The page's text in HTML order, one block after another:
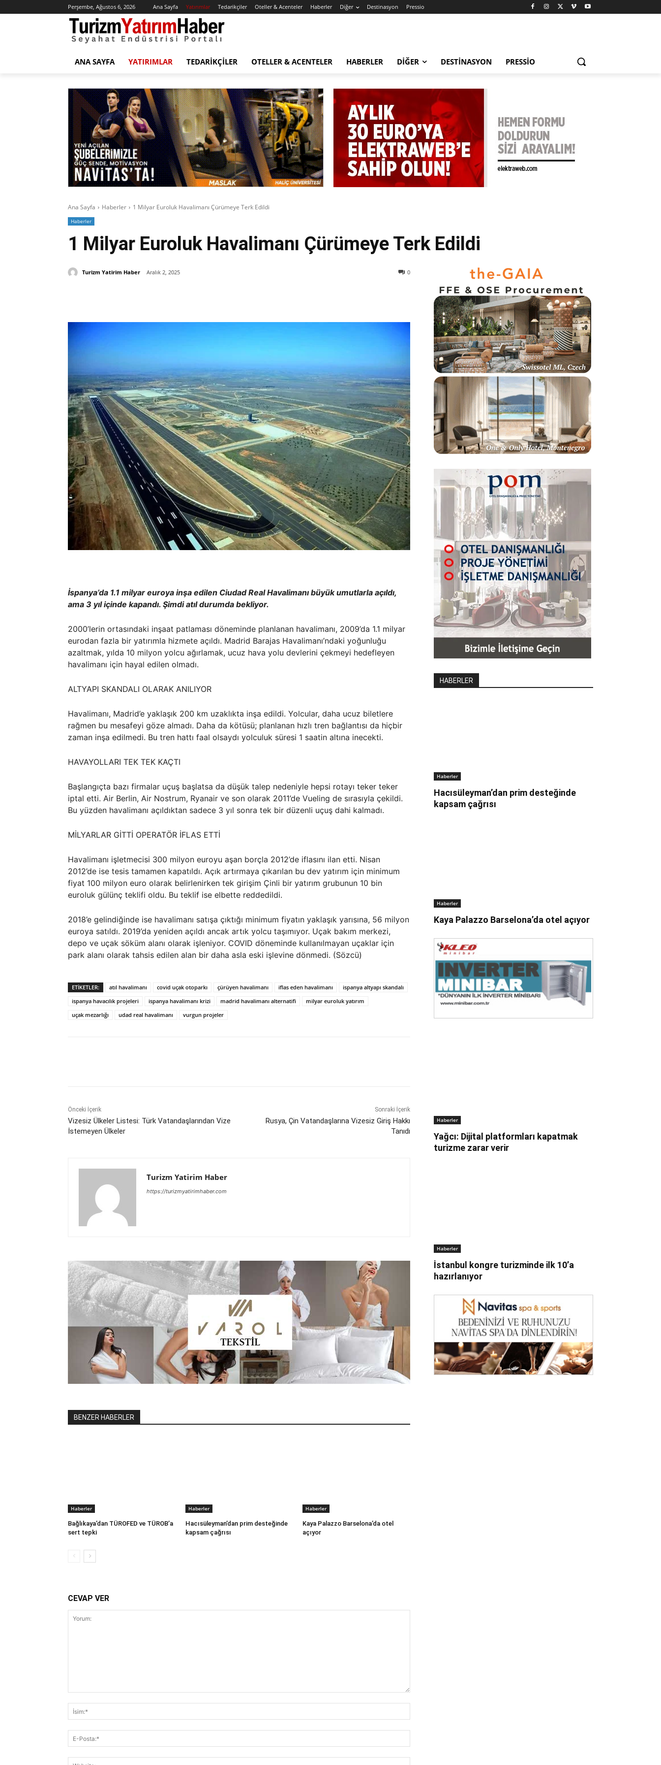
Perşembe, Ağustos 6, 2026 Ana Sayfa Yatırımlar Tedarikçiler Oteller & Acenteler Haberler Diğer Destinasyon Pressio
ANA SAYFA YATIRIMLAR TEDARIKÇILER OTELLER & ACENTELER HABERLER DIĞER DESTINASYON PRESSIO
Ana Sayfa Haberler 1 Milyar Euroluk Havalimanı Çürümeye Terk Edildi
Haberler
1 Milyar Euroluk Havalimanı Çürümeye Terk Edildi
0
Turizm Yatirim Haber Aralık 2, 2025
İspanya’da 1.1 milyar euroya inşa edilen Ciudad Real Havalimanı büyük umutlarla açıldı,
ama 3 yıl içinde kapandı. Şimdi atıl durumda bekliyor.
2000’lerin ortasındaki inşaat patlaması döneminde planlanan havalimanı, 2009’da 1.1 milyar
eurodan fazla bir yatırımla hizmete açıldı. Madrid Barajas Havalimanı’ndaki yoğunluğu
azaltmak, yılda 10 milyon yolcu ağırlamak, ucuz hava yolu devlerini çekmeyi hedefleyen
havalimanı için hayal edilen olmadı.
ALTYAPI SKANDALI OLARAK ANILIYOR
Havalimanı, Madrid’e yaklaşık 200 km uzaklıkta inşa edildi. Yolcular, daha ucuz biletlere
rağmen bu mesafeyi göze almadı. Daha da kötüsü; planlanan hızlı tren bağlantısı da hiçbir
zaman inşa edilmedi. Bu tren hattı faal olsaydı yolculuk süresi 1 saatin altına inecekti.
HAVAYOLLARI TEK TEK KAÇTI
Başlangıçta bazı firmalar uçuş başlatsa da düşük talep nedeniyle hepsi rotayı teker teker
iptal etti. Air Berlin, Air Nostrum, Ryanair ve son olarak 2011’de Vueling de sırasıyla çekildi.
Bu yüzden havalimanı açıldıktan sadece 3 yıl sonra tek bir düzenli uçuş dahi kalmadı.
MİLYARLAR GİTTİ OPERATÖR İFLAS ETTİ
Havalimanı işletmecisi 300 milyon euroyu aşan borçla 2012’de iflasını ilan etti. Nisan
2012’de ise tesis tamamen kapatıldı. Açık artırmaya çıkarılan bu dev yatırım için minimum
fiyat 100 milyon euro olarak belirlenirken tek girişim Çinli bir yatırım grubunun 10 bin
euroluk gülünç teklifi oldu. Bu teklif ise elbette reddedildi.
2018’e gelindiğinde ise havalimanı satışa çıktığı minimum fiyatın yaklaşık yarısına, 56 milyon
euroya satıldı. 2019’da yeniden açıldı ancak artık yolcu taşımıyor. Uçak bakım merkezi,
depo ve uçak söküm alanı olarak işleniyor. COVID döneminde kullanılmayan uçaklar için
park alanı olarak tahsis edilen alan bir daha asla eski işlevine dönmedi. (Sözcü)
ETIKETLER: atıl havalimanı covid uçak otoparkı çürüyen havalimanı iflas eden havalimanı
ispanya altyapı skandalı
ispanya havacılık projeleri
ispanya havalimanı krizi madrid havalimanı alternatifi
milyar euroluk yatırım
uçak mezarlığı
udad real havalimanı vurgun projeler
Önceki İçerik
Vizesiz Ülkeler Listesi: Türk Vatandaşlarından Vize
İstemeyen Ülkeler
Sonraki İçerik
Rusya, Çin Vatandaşlarına Vizesiz Giriş Hakkı
Tanıdı
Turizm Yatirim Haber
https://turizmyatirimhaber.com
BENZER HABERLER
Haberler
Bağlıkaya’dan TÜROFED ve TÜROB’a
sert tepki
Haberler
Hacısüleyman’dan prim desteğinde
kapsam çağrısı
Haberler
Kaya Palazzo Barselona’da otel
açıyor
CEVAP VER
Posta:*
HABERLER
Haberler
Hacısüleyman’dan prim desteğinde
kapsam çağrısı
Haberler
Kaya Palazzo Barselona’da otel açıyor
Haberler
Yağcı: Dijital platformları kapatmak
turizme zarar verir
Haberler
İstanbul kongre turizminde ilk 10’a
hazırlanıyor